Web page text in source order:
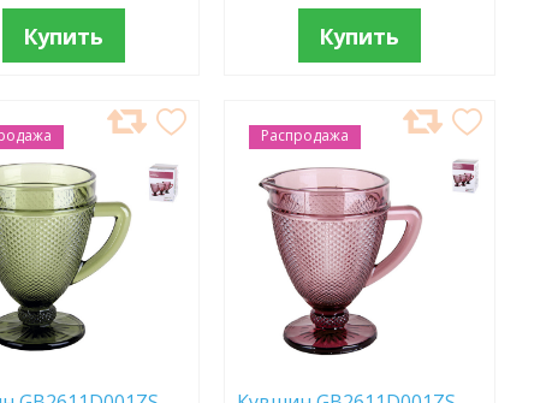
Купить Купить
Распродажа
ДОБАВИТЬ
В
ИЗБРАННОЕ